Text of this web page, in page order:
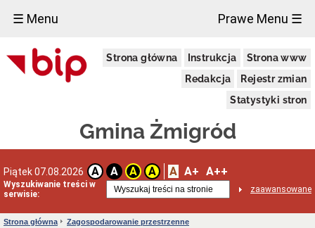
☰ Menu Prawe Menu ☰
Strona główna Instrukcja
Strona www
Redakcja
Rejestr zmian
Statystyki stron
Gmina Żmigród
Piątek 07.08.2026 A A A A A A+ A++
Wyszukiwanie treści w
serwisie:
zaawansowane
Urząd
Miejski
zewnętrzne
Wiadomości
adresowe
Strona główna
Zagospodarowanie przestrzenne
×